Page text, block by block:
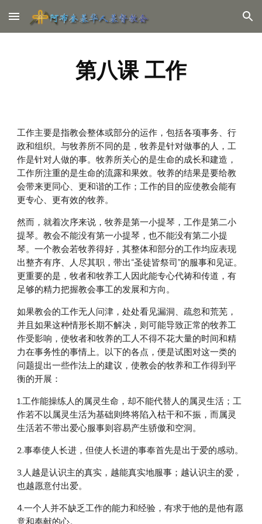
Skip to main content Skip to navigation
第八课 工作
工作主要是指教会整体或部分的运作，包括各项事务、行
政和组织。与牧养所不同的是，牧养是针对做事的人，工
作是针对人做的事。牧养所关心的是生命的成长和建造，
工作所注重的是生命的流露和果效。牧养的结果是要给教
会带来更同心、更和谐的工作；工作的目的应使教会能有
更专心、更有效的牧养。
然而，就着次序来说，牧养是第一小提琴，工作是第二小
提琴。教会不能没有第一小提琴，也不能没有第二小提
琴。一个教会若牧养得好，其整体和部分的工作均应表现
出整齐有序、人尽其职，带出“圣徒皆祭司”的服事和见证。
更重要的是，牧者和牧养工人因此能专心代祷和传道，有
足够的精力把握教会事工的发展和方向。
如果教会的工作无人问津，处处看见漏洞、疏忽和荒芜，
并且如果这种情形长期不解决，则可能导致正常的牧养工
作受影响，使牧者和牧养的工人不得不花大量的时间和精
力在事务性的事情上。以下的各点，便是试图对这一类的
问题提出一些作法上的建议，使教会的牧养和工作得到平
衡的开展：
1.工作能操练人的属灵生命，却不能代替人的属灵生活；工
作若不以属灵生活为基础则终将陷入枯干和不振，而属灵
生活若不带出爱心服事则容易产生骄傲和空洞。
2.事奉使人长进，但使人长进的事奉首先是出于爱的感动。
3.人越是认识主的真实，越能真实地服事；越认识主的爱，
也越愿意付出爱。
4.一个人并不缺乏工作的能力和经验，有求于他的是他有愿
意和奉献的心。